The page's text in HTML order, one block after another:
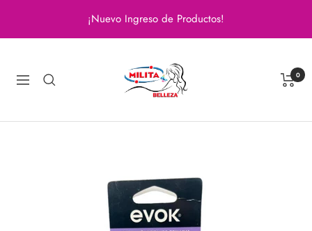
contenido
¡Nuevo Ingreso de Productos!
Navigación
Belleza
0